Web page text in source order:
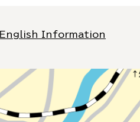
English Information